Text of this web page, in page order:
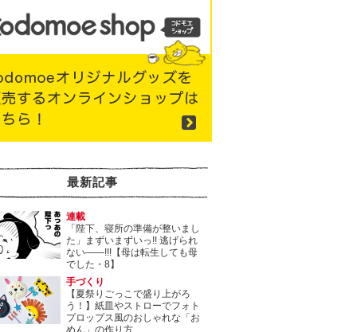
最新記事
連載
「陛下、寝所の準備が整いまし
た」まずいまずいっ!! 逃げられ
ない――!!!【母は転生しても母
でした・8】
手づくり
【夏祭りごっこで盛り上がろ
う！】紙皿やストローでフォト
プロップス風のおしゃれな「お